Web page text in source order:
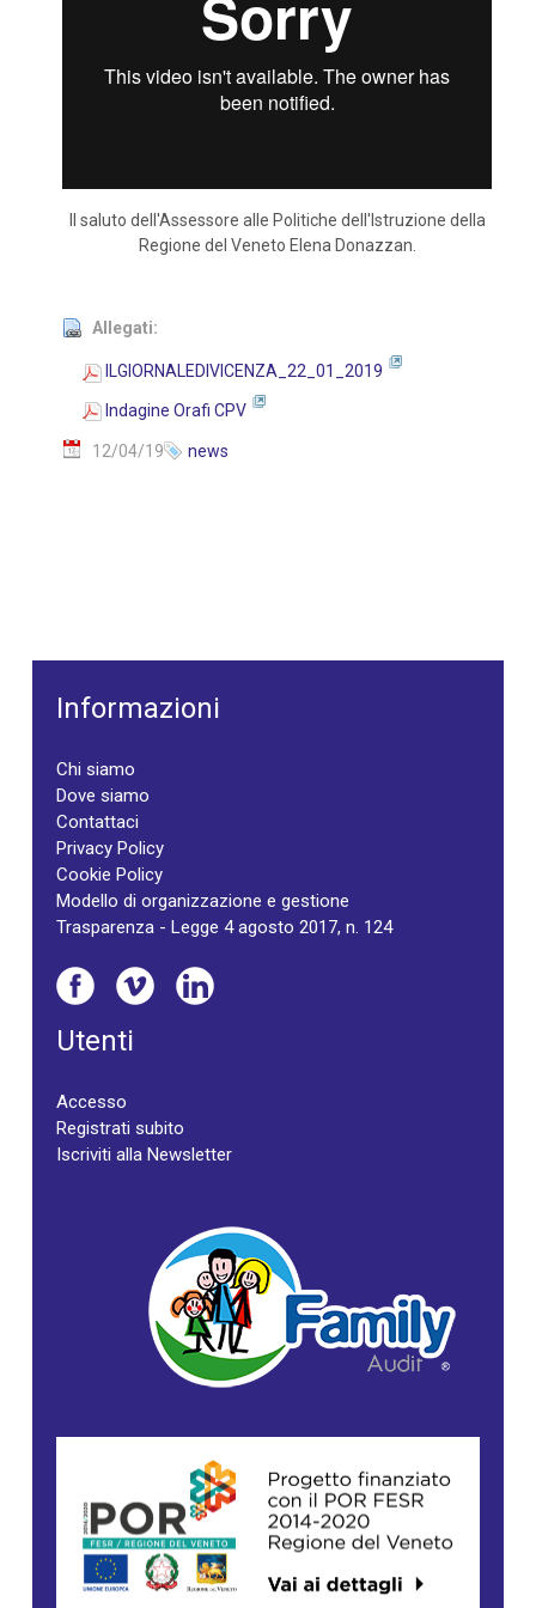
Il saluto dell'Assessore alle Politiche dell'Istruzione della
Regione del Veneto Elena Donazzan.
Allegati:
ILGIORNALEDIVICENZA_22_01_2019
Indagine Orafi CPV
12/04/19 news
Informazioni
Chi siamo
Dove siamo
Contattaci
Privacy Policy
Cookie Policy
Modello di organizzazione e gestione
Trasparenza - Legge 4 agosto 2017, n. 124
Utenti
Accesso
Registrati subito
Iscriviti alla Newsletter